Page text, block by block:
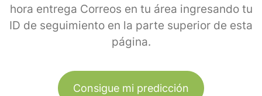
hora entrega Correos en tu área ingresando tu
ID de seguimiento en la parte superior de esta
página.
Consigue mi predicción